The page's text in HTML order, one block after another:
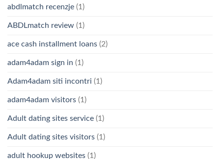
abdlmatch recenzje (1)
ABDLmatch review (1)
ace cash installment loans (2)
adam4adam sign in (1)
Adam4adam siti incontri (1)
adam4adam visitors (1)
Adult dating sites service (1)
Adult dating sites visitors (1)
adult hookup websites (1)